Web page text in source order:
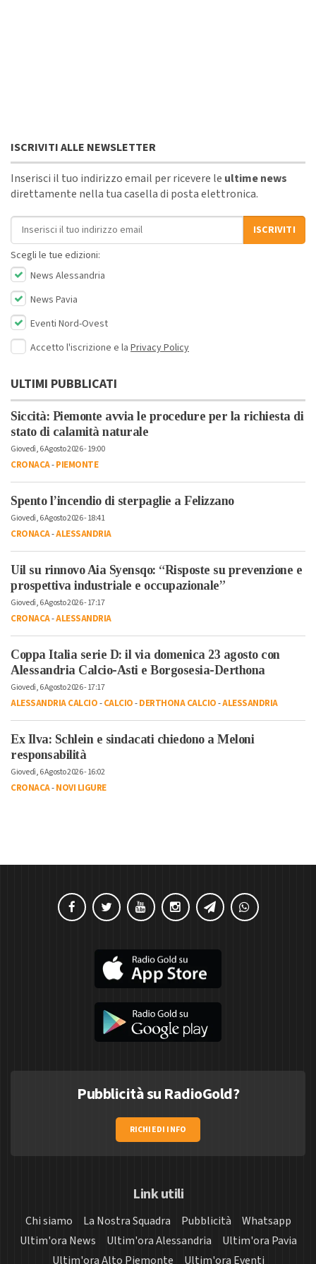
ISCRIVITI ALLE NEWSLETTER
Inserisci il tuo indirizzo email per ricevere le ultime news
direttamente nella tua casella di posta elettronica.
Indirizzo email
ISCRIVITI
Scegli le tue edizioni:
News Alessandria
News Pavia
Eventi Nord-Ovest
Accetto l'iscrizione e la Privacy Policy
ULTIMI PUBBLICATI
Siccità: Piemonte avvia le procedure per la richiesta di
stato di calamità naturale
Giovedì, 6 Agosto 2026 - 19:00
CRONACA-PIEMONTE
Spento l’incendio di sterpaglie a Felizzano
Giovedì, 6 Agosto 2026 - 18:41
CRONACA-ALESSANDRIA
Uil su rinnovo Aia Syensqo: “Risposte su prevenzione e
prospettiva industriale e occupazionale”
Giovedì, 6 Agosto 2026 - 17:17
CRONACA-ALESSANDRIA
Coppa Italia serie D: il via domenica 23 agosto con
Alessandria Calcio-Asti e Borgosesia-Derthona
Giovedì, 6 Agosto 2026 - 17:17
ALESSANDRIA CALCIO-CALCIO-DERTHONA CALCIO-ALESSANDRIA
Ex Ilva: Schlein e sindacati chiedono a Meloni
responsabilità
Giovedì, 6 Agosto 2026 - 16:02
CRONACA-NOVI LIGURE
Pubblicità su RadioGold?
RICHIEDI INFO
Link utili
Chi siamo La Nostra Squadra Pubblicità
Whatsapp
Ultim'ora News
Ultim'ora Alessandria
Ultim'ora Pavia
Ultim'ora Alto Piemonte
Ultim'ora Eventi